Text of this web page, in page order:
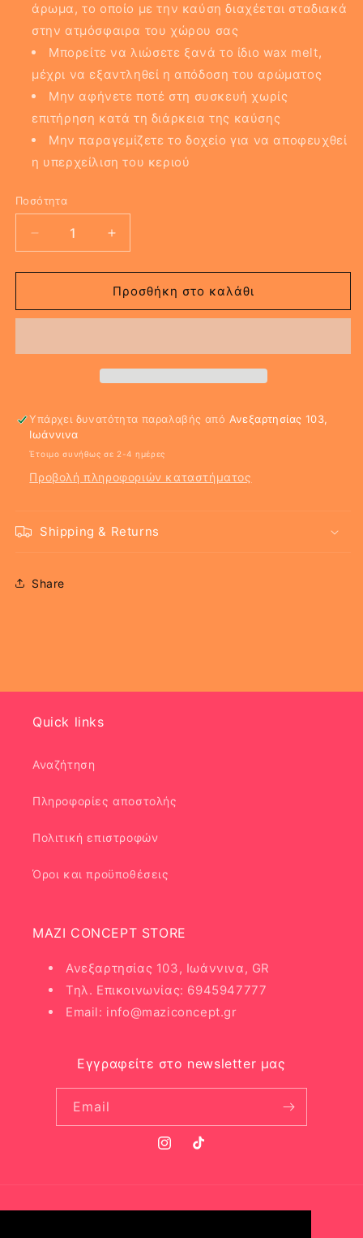
άρωμα, το οποίο με την καύση διαχέεται σταδιακά
στην ατμόσφαιρα του χώρου σας
Μπορείτε να λιώσετε ξανά το ίδιο wax melt,
μέχρι να εξαντληθεί η απόδοση του αρώματος
Μην αφήνετε ποτέ στη συσκευή χωρίς
επιτήρηση κατά τη διάρκεια της καύσης
Μην παραγεμίζετε το δοχείο για να αποφευχθεί
η υπερχείλιση του κεριού
Ποσότητα
Μείωση
ποσότητας
για
Αρωματιστής
Αύξηση
ποσότητας
για
LEMON
Αρωματιστής
Προσθήκη στο καλάθι
Υπάρχει δυνατότητα παραλαβής από Ανεξαρτησίας 103,
Ιωάννινα
Έτοιμο συνήθως σε 2-4 ημέρες
Προβολή πληροφοριών καταστήματος
Shipping & Returns
Share
Quick links
Αναζήτηση
Πληροφορίες αποστολής
Πολιτική επιστροφών
Όροι και προϋποθέσεις
MAZI CONCEPT STORE
Ανεξαρτησίας 103, Ιωάννινα, GR
Τηλ. Επικοινωνίας: 6945947777
Email: info@maziconcept.gr
Εγγραφείτε στο newsletter μας
Email
InstagramTikTok